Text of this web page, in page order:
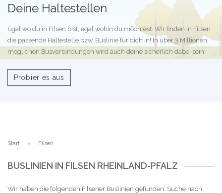
Deine Haltestellen
Egal wo du in Filsen bist, egal wohin du möchtest. Wir finden in Filsen
die passende Haltestelle bzw. Buslinie für dich in! In über 3 Millionen
möglichen Busverbindungen wird auch deine sicherlich dabei sein!
Probier es aus
Start Filsen
BUSLINIEN IN FILSEN RHEINLAND-PFALZ
Wir haben die folgenden Filsener Buslinien gefunden. Suche nach